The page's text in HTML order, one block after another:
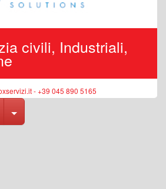
civili, Industriali,
- +39 045 890 5165
Toggle Dropdown